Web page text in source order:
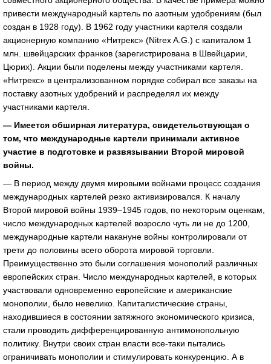
привести международный картель по азотным удобрениям (был
создан в 1928 году). В 1962 году участники картеля создали
акционерную компанию «Нитрекс» (Nitrex A.G.) с капиталом 1
млн. швейцарских франков (зарегистрирована в Швейцарии,
Цюрих). Акции были поделены между участниками картеля.
«Нитрекс» в централизованном порядке собирал все заказы на
поставку азотных удобрений и распределял их между
участниками картеля.
— Имеется обширная литература, свидетельствующая о
том, что международные картели принимали активное
участие в подготовке и развязывании Второй мировой
войны.
— В период между двумя мировыми войнами процесс создания
международных картелей резко активизировался. К началу
Второй мировой войны 1939–1945 годов, по некоторым оценкам,
число международных картелей возросло чуть ли не до 1200,
международные картели накануне войны контролировали от
трети до половины всего оборота мировой торговли.
Преимущественно это были соглашения монополий различных
европейских стран. Число международных картелей, в которых
участвовали одновременно европейские и американские
монополии, было невелико. Капиталистические страны,
находившиеся в состоянии затяжного экономического кризиса,
стали проводить дифференцированную антимонопольную
политику. Внутри своих стран власти все-таки пытались
ограничивать монополии и стимулировать конкуренцию. А в